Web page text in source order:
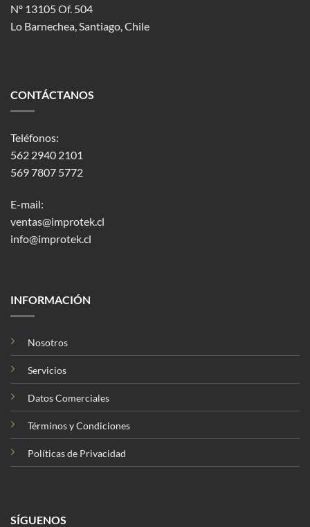
Nº 13105 Of. 504
Lo Barnechea, Santiago, Chile
CONTÁCTANOS
Teléfonos:
562 2940 2101
569 7807 5772
E-mail:
ventas@improtek.cl
info@improtek.cl
INFORMACIÓN
Nosotros
Servicios
Datos Comerciales
Términos y Condiciones
Políticas de Privacidad
SÍGUENOS